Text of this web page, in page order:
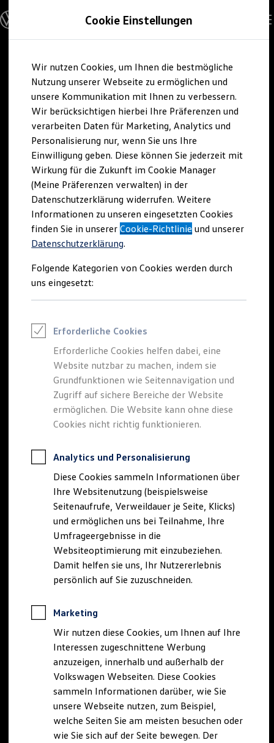
Hauptinhalt
springen
Footer
springen
Modelle und Konfigurator
Konfigurator
Modelle vergleichen
Elektroautos
ENERGY Sondermodelle
Nutzfahrzeuge
SUV und CUV
Familienautos
Kombis
Kompaktwagen
Sportwagen
Schnell verfügbare Fahrzeuge
Angebote und Produkte
Aktuelle Angebote
E-Auto-Förderung
Volkswagen Marktplatz
Die ENERGY Sondermodelle
Junge Gebrauchtwagen und Gebrauchtwagen
Volkswagen Zertifizierte Gebrauchtwagen
Elektromobilität bei Gebrauchtwagen
Saisonangebote
Reifenpakete
Leasing
Leasing-Angebote
Elektroauto Leasing
Kleinwagen-Leasing
Leasing ohne Anzahlung
Finanzierung
Autokredit mit Schlussrate
Versicherungen und Garantien
Kfz-Versicherung
Restschuldversicherungen
Garantien
Professional Class bei Volkswagen
Behörden
Direktkunden
Sonderfahrzeuge
Anpfiff zum Gewinn
Elektromobilität
Elektroautos
ID. Tutorials
Elektrofahrzeugkonzepte
ID. EVERY1
Reichweite
Rekuperation
Laden unterwegs
Laden Zuhause
Ladestationen finden
Ladezeitensimulator
Batterie
Sicherheit
Nachhaltigkeit
Technologie
Kosten und Kauf
Cookie Einstellungen
Wir nutzen Cookies, um Ihnen die bestmögliche
Nutzung unserer Webseite zu ermöglichen und
unsere Kommunikation mit Ihnen zu verbessern.
Wir berücksichtigen hierbei Ihre Präferenzen und
verarbeiten Daten für Marketing, Analytics und
Personalisierung nur, wenn Sie uns Ihre
Einwilligung geben. Diese können Sie jederzeit mit
Wirkung für die Zukunft im Cookie Manager
(Meine Präferenzen verwalten) in der
Datenschutzerklärung widerrufen. Weitere
Informationen zu unseren eingesetzten Cookies
finden Sie in unsererCookie-Richtlinie und unserer
Datenschutzerklärung.
Folgende Kategorien von Cookies werden durch
uns eingesetzt:
Erforderliche Cookies
Erforderliche Cookies helfen dabei, eine
Website nutzbar zu machen, indem sie
Grundfunktionen wie Seitennavigation und
Zugriff auf sichere Bereiche der Website
ermöglichen. Die Website kann ohne diese
Cookies nicht richtig funktionieren.
Analytics und Personalisierung
Diese Cookies sammeln Informationen über
Ihre Websitenutzung (beispielsweise
Seitenaufrufe, Verweildauer je Seite, Klicks)
und ermöglichen uns bei Teilnahme, Ihre
Umfrageergebnisse in die
Websiteoptimierung mit einzubeziehen.
Damit helfen sie uns, Ihr Nutzererlebnis
persönlich auf Sie zuzuschneiden.
Marketing
Wir nutzen diese Cookies, um Ihnen auf Ihre
Interessen zugeschnittene Werbung
anzuzeigen, innerhalb und außerhalb der
Volkswagen Webseiten. Diese Cookies
sammeln Informationen darüber, wie Sie
unsere Webseite nutzen, zum Beispiel,
welche Seiten Sie am meisten besuchen oder
wie Sie sich auf der Seite bewegen. Der